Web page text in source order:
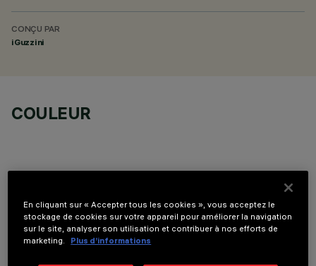
CONÇU PAR
iGuzzini
COULEUR
DONNÉES TECHNIQUES
DERNIÈRE MISE À JOUR: 07/08/2026
En cliquant sur « Accepter tous les cookies », vous acceptez le
stockage de cookies sur votre appareil pour améliorer la navigation
sur le site, analyser son utilisation et contribuer à nos efforts de
marketing.
Plus d’informations